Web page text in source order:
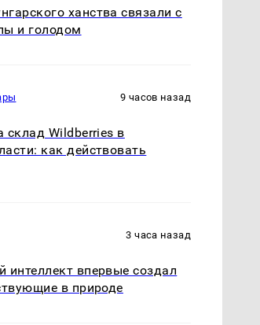
ханства связали с
и голодом
9 часов назад
Wildberries в
как действовать
3 часа назад
интеллект впервые создал
в природе